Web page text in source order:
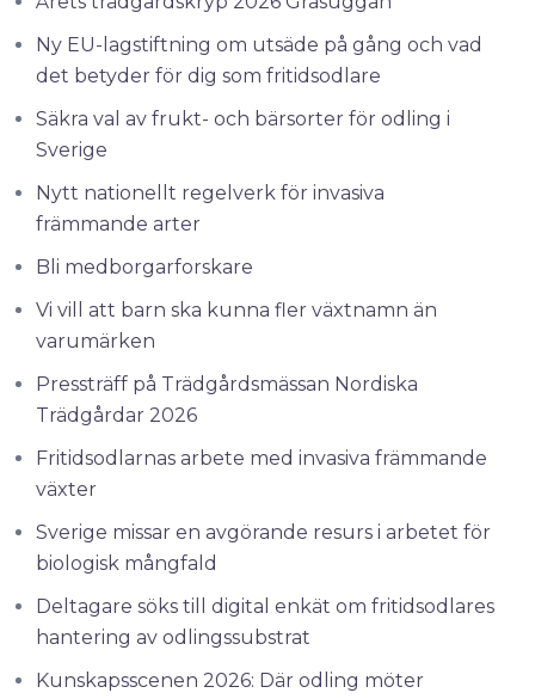
Ny EU-lagstiftning om utsäde på gång och vad
det betyder för dig som fritidsodlare
Säkra val av frukt- och bärsorter för odling i
Sverige
Nytt nationellt regelverk för invasiva
främmande arter
Bli medborgarforskare
Vi vill att barn ska kunna fler växtnamn än
varumärken
Pressträff på Trädgårdsmässan Nordiska
Trädgårdar 2026
Fritidsodlarnas arbete med invasiva främmande
växter
Sverige missar en avgörande resurs i arbetet för
biologisk mångfald
Deltagare söks till digital enkät om fritidsodlares
hantering av odlingssubstrat
Kunskapsscenen 2026: Där odling möter